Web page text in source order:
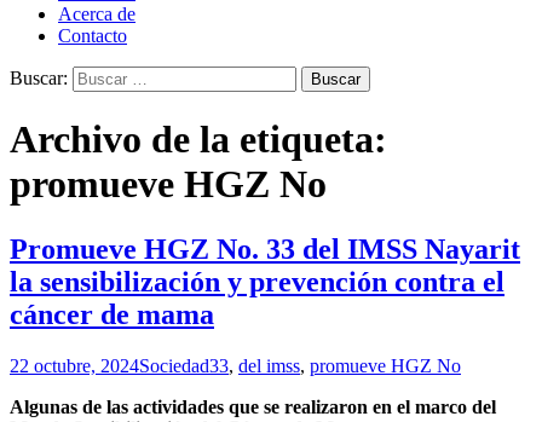
Acerca de
Contacto
Buscar:
Archivo de la etiqueta:
promueve HGZ No
Promueve HGZ No. 33 del IMSS Nayarit
la sensibilización y prevención contra el
cáncer de mama
22 octubre, 2024Sociedad33, del imss, promueve HGZ No
Algunas de las actividades que se realizaron en el marco del